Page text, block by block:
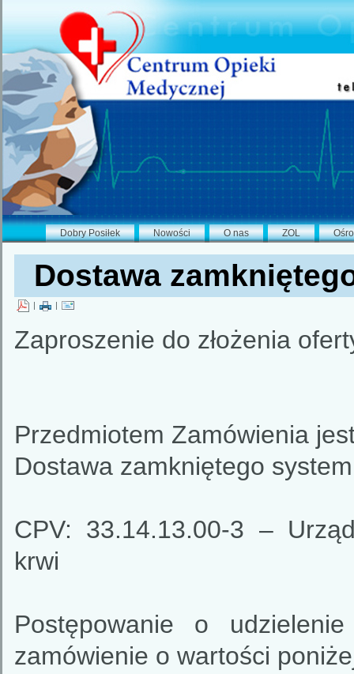
Dobry Posiłek Nowości O nas ZOL
Dostawa
Zaproszenie do złożenia
Przedmiotem Zamówienia
Dostawa zamkniętego
CPV: 33.14.13.00-3 –
krwi
Postępowanie o
zamówienie o wartości